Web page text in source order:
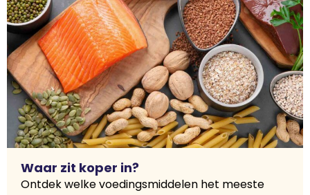
Waar zit koper in?
Ontdek welke voedingsmiddelen het meeste